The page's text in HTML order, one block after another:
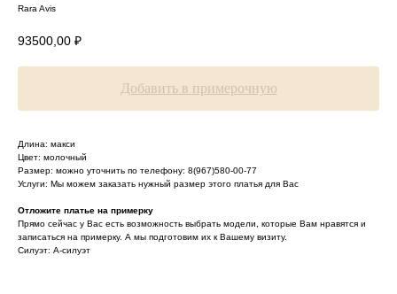
Rara Avis
93500,00 ₽
Добавить в примерочную
Длина: макси
Цвет: молочный
Размер: можно уточнить по телефону: 8(967)580-00-77
Услуги: Мы можем заказать нужный размер этого платья для Вас
Отложите платье на примерку
Прямо сейчас у Вас есть возможность выбрать модели, которые Вам нравятся и
записаться на примерку. А мы подготовим их к Вашему визиту.
Силуэт: А-силуэт